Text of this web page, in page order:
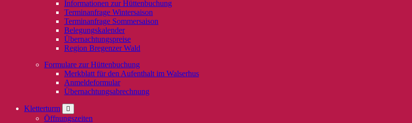
Informationen zur Hüttenbuchung
Terminanfrage Wintersaison
Terminanfrage Sommersaison
Belegungskalender
Übernachtungspreise
Region Bregenzer Wald
Formulare zur Hüttenbuchung
Merkblatt für den Aufenthalt im Walserhus
Anmeldeformular
Übernachtungsabrechnung
Kletterturm
Öffnungszeiten